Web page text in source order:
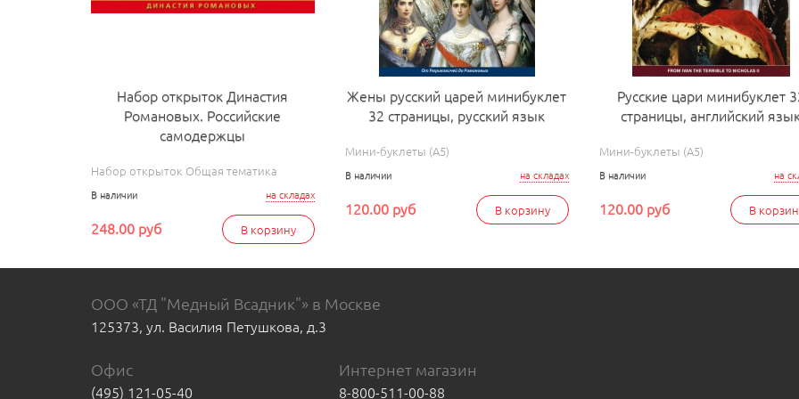
Набор открыток Династия
Романовых. Российские
самодержцы
Набор открыток Общая тематика
на складах
В наличии
В корзину
248.00 руб
Жены русский царей минибуклет
32 страницы, русский язык
Мини-буклеты (А5)
на складах
В наличии
В корзину
120.00 руб
Русские цари минибуклет
страницы, английский язык
Мини-буклеты (А5)
на
В наличии
В
120.00 руб
ООО «ТД "Медный Всадник"» в Москве
125373, ул. Василия Петушкова, д.3
Офис
(495) 121-05-40
Интернет магазин
8-800-511-00-88